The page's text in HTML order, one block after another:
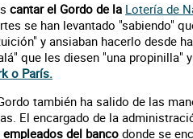
cantar el Gordo de la Lotería de
se han levantado "sabiendo"
y ansiaban hacerlo desde
que les diesen "una propinilla"
o París.
también ha salido de las
El encargado de la
del bancodonde se